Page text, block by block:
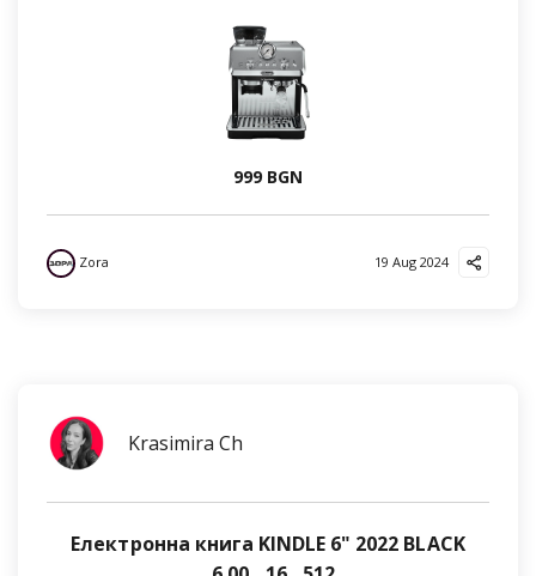
999 BGN
Zora 19 Aug 2024
Krasimira Ch
Електронна книга KINDLE 6" 2022 BLACK